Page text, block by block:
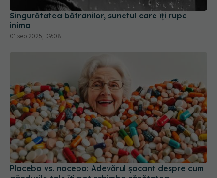
01 sep 2025, 09:08
Placebo vs. nocebo: Adevărul șocant despre cum
gândurile tale îți pot schimba sănătatea
22 sep 2025, 20:09